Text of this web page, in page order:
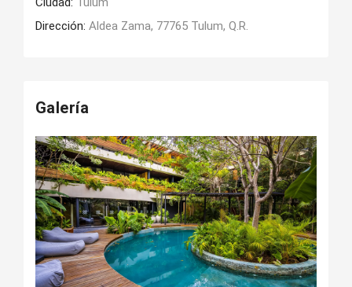
Dirección: Aldea Zama, 77765 Tulum, Q.R.
Galería